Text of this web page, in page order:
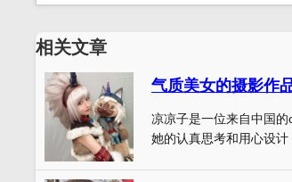
相关文章
气质美女的摄影作
凉凉子是一位来自中国
她的认真思考和用心设